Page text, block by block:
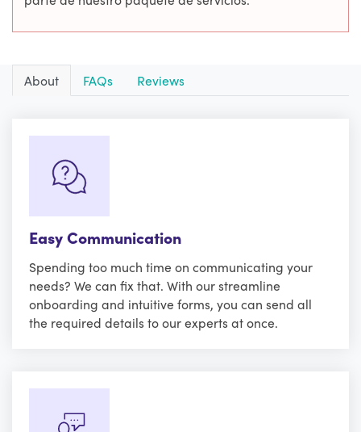
About FAQs Reviews
Easy Communication
Spending too much time on communicating your
needs? We can fix that. With our streamline
onboarding and intuitive forms, you can send all
the required details to our experts at once.